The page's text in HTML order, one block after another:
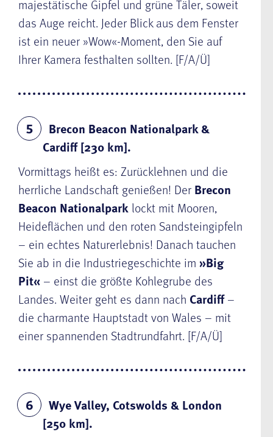
majestätische Gipfel und grüne Täler, soweit
das Auge reicht. Jeder Blick aus dem Fenster
ist ein neuer »Wow«-Moment, den Sie auf
Ihrer Kamera festhalten sollten. [F/A/Ü]
5
Brecon Beacon Nationalpark &
Cardiff [230 km].
Vormittags heißt es: Zurücklehnen und die
herrliche Landschaft genießen! Der Brecon
Beacon Nationalpark lockt mit Mooren,
Heideflächen und den roten Sandsteingipfeln
– ein echtes Naturerlebnis! Danach tauchen
Sie ab in die Industriegeschichte im »Big
Pit« – einst die größte Kohlegrube des
Landes. Weiter geht es dann nach Cardiff–
die charmante Hauptstadt von Wales – mit
einer spannenden Stadtrundfahrt. [F/A/Ü]
6
Wye Valley, Cotswolds & London
[250 km].